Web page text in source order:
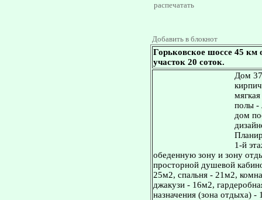
распечатать
Добавить в блокнот
Горьковское шоссе 45
участок 20 соток.
Дом
полы -
дом
1-й
обеденную зону и зону
просторной душевой
25м2, спальня - 21м2,
джакузи - 16м2,
назначения (зона отдыха)